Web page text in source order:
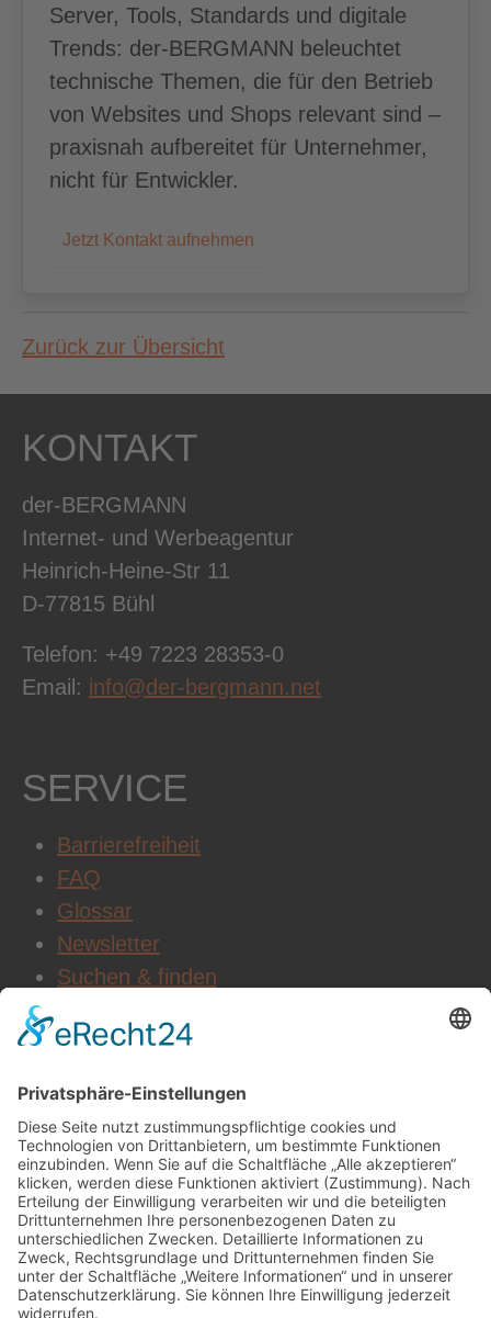
Server, Tools, Standards und digitale
Trends: der-BERGMANN beleuchtet
technische Themen, die für den Betrieb
von Websites und Shops relevant sind –
praxisnah aufbereitet für Unternehmer,
nicht für Entwickler.
Jetzt Kontakt aufnehmen
Zurück zur Übersicht
KONTAKT
der-BERGMANN
Internet- und Werbeagentur
Heinrich-Heine-Str 11
D-77815 Bühl
Telefon: +49 7223 28353-0
Email: info@der-bergmann.net
SERVICE
Barrierefreiheit
FAQ
Glossar
Newsletter
Suchen & finden
WEITERE INFOS
Datenschutz
Impressum
AGB
Cookie-Einstellungen
Jobs & Karriere